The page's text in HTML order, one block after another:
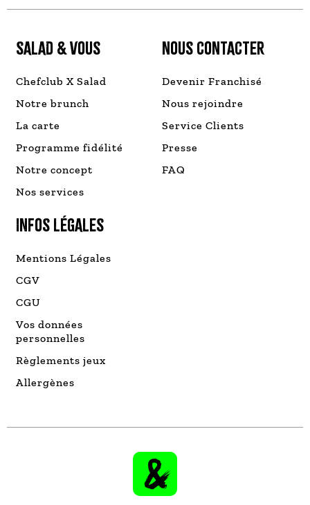
SALAD & VOUS
Chefclub X Salad
Notre brunch
La carte
Programme fidélité
Notre concept
Nos services
NOUS CONTACTER
Devenir Franchisé
Nous rejoindre
Service Clients
Presse
FAQ
INFOS LÉGALES
Mentions Légales
CGV
CGU
Vos données
personnelles
Règlements jeux
Allergènes